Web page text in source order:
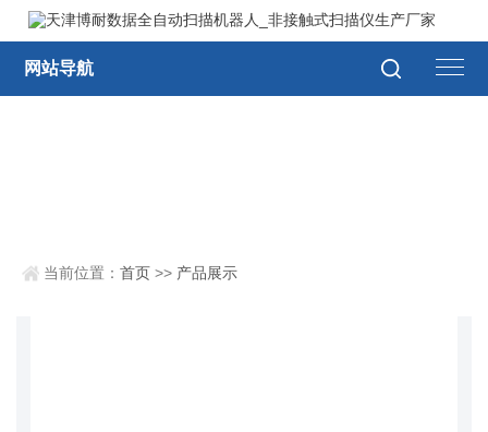
网站导航
当前位置：首页 >> 产品展示